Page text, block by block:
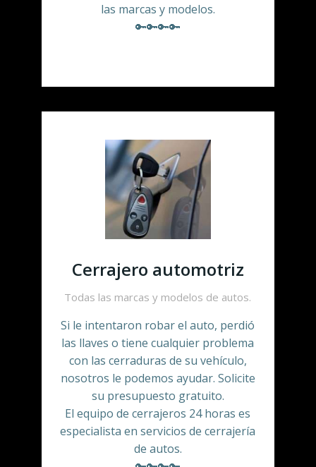
las marcas y modelos.
🔑🔑🔑🔑
Cerrajero automotriz
Todas las marcas y modelos de autos.
Si le intentaron robar el auto, perdió
las llaves o tiene cualquier problema
con las cerraduras de su vehículo,
nosotros le podemos ayudar. Solicite
su presupuesto gratuito.
El equipo de cerrajeros 24 horas es
especialista en servicios de cerrajería
de autos.